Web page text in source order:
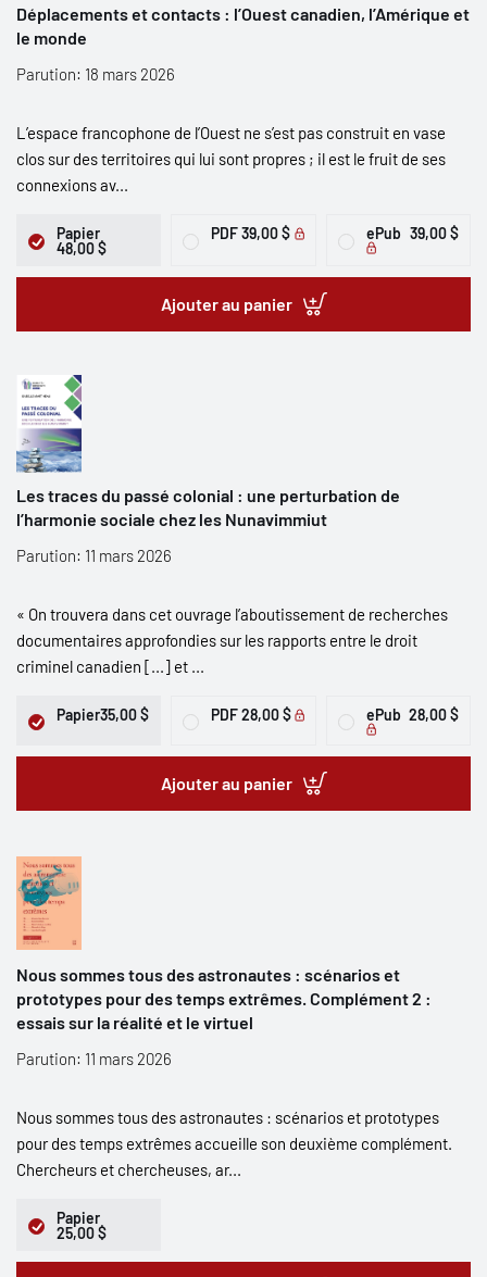
Déplacements et contacts : l’Ouest canadien, l’Amérique et
le monde
Parution: 18 mars 2026
L’espace francophone de l’Ouest ne s’est pas construit en vase
clos sur des territoires qui lui sont propres ; il est le fruit de ses
connexions av...
Papier
48,00 $
PDF 39,00 $ ePub 39,00 $
Ajouter au panier
Les traces du passé colonial : une perturbation de
l’harmonie sociale chez les Nunavimmiut
Parution: 11 mars 2026
« On trouvera dans cet ouvrage l’aboutissement de recherches
documentaires approfondies sur les rapports entre le droit
criminel canadien [...] et ...
Papier35,00 $ PDF28,00 $ ePub 28,00 $
Ajouter au panier
Nous sommes tous des astronautes : scénarios et
prototypes pour des temps extrêmes. Complément 2 :
essais sur la réalité et le virtuel
Parution: 11 mars 2026
Nous sommes tous des astronautes : scénarios et prototypes
pour des temps extrêmes accueille son deuxième complément.
Chercheurs et chercheuses, ar...
Papier
25,00 $